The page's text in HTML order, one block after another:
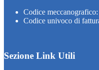
Codice
Codice univoco di
Sezione Link Utili